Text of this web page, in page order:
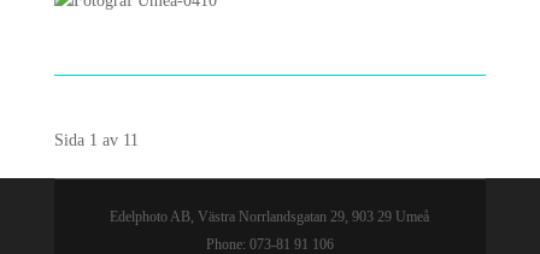
Sida 1 av 11
Edelphoto AB, Västra Norrlandsgatan 29, 903 29 Umeå
Phone: 073-81 91 106